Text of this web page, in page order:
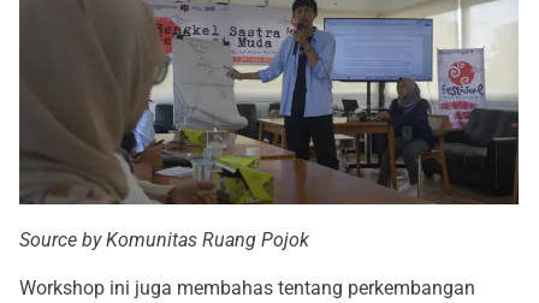
Source by Komunitas Ruang Pojok
Workshop ini juga membahas tentang perkembangan